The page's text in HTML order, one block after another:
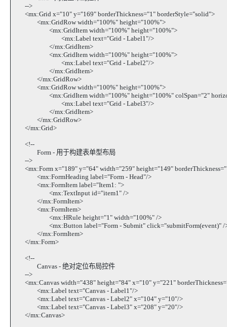
-->
<mx:Grid x="10" y="169" borderThickness="1" borderStyle="solid">
<mx:GridRow width="100%" height="100%">
<mx:GridItem width="100%" height="100%">
<mx:Label text="Grid - Label1"/>
</mx:GridItem>
<mx:GridItem width="100%" height="100%">
<mx:Label text="Grid - Label2"/>
</mx:GridItem>
</mx:GridRow>
<mx:GridRow width="100%" height="100%">
<mx:GridItem width="100%" height="100%" colSpan="2"
<mx:Label text="Grid - Label3"/>
</mx:GridItem>
</mx:GridRow>
</mx:Grid>
<!--
Form - 用于构建表单型布局
-->
<mx:Form x="189" y="64" width="259" height="149"
<mx:FormHeading label="Form - Head"/>
<mx:FormItem label="Item1: ">
<mx:TextInput id="item1" />
</mx:FormItem>
<mx:FormItem>
<mx:HRule height="1" width="100%" />
<mx:Button label="Form - Submit" click="submitForm(event)" /
</mx:FormItem>
</mx:Form>
<!--
Canvas - 绝对定位布局控件
-->
<mx:Canvas width="438" height="84" x="10" y="221"
<mx:Label text="Canvas - Label1"/>
<mx:Label text="Canvas - Label2" x="104" y="10"/>
<mx:Label text="Canvas - Label3" x="208" y="20"/>
</mx:Canvas>